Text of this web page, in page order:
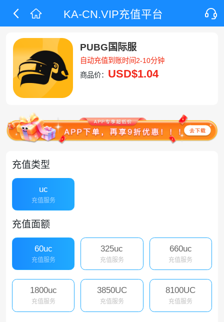
KA-CN.VIP充值平台
PUBG国际服
自动充值到账时间2-10分钟
商品价： USD$1.04
充值类型
uc
充值服务
充值面额
60uc
充值服务
325uc
充值服务
660uc
充值服务
1800uc
充值服务
3850UC
充值服务
8100UC
充值服务